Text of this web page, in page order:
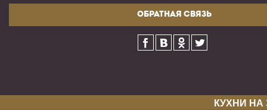
ОБРАТНАЯ СВЯЗЬ
КУХНИ